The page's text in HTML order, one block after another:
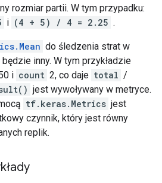
rozmiar partii. W tym przypadku:
i (4 + 5) / 4 = 2.25 .
do śledzenia strat w
inny. W tym przykładzie
i count 2, co daje total /
jest wywoływany w metryce.
tf.keras.Metrics jest
czynnik, który jest równy
replik.